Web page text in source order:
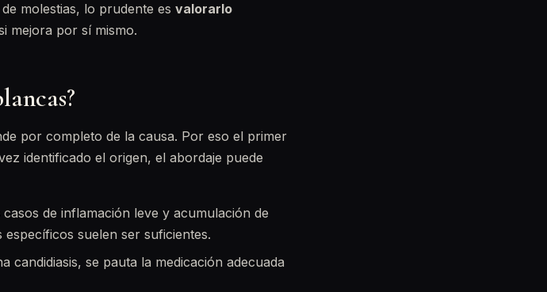
molestias, lo prudente es valorarlo
mejora por sí mismo.
por completo de la causa. Por eso el primer
identificado el origen, el abordaje puede
de inflamación leve y acumulación de
suelen ser suficientes.
candidiasis, se pauta la medicación adecuada